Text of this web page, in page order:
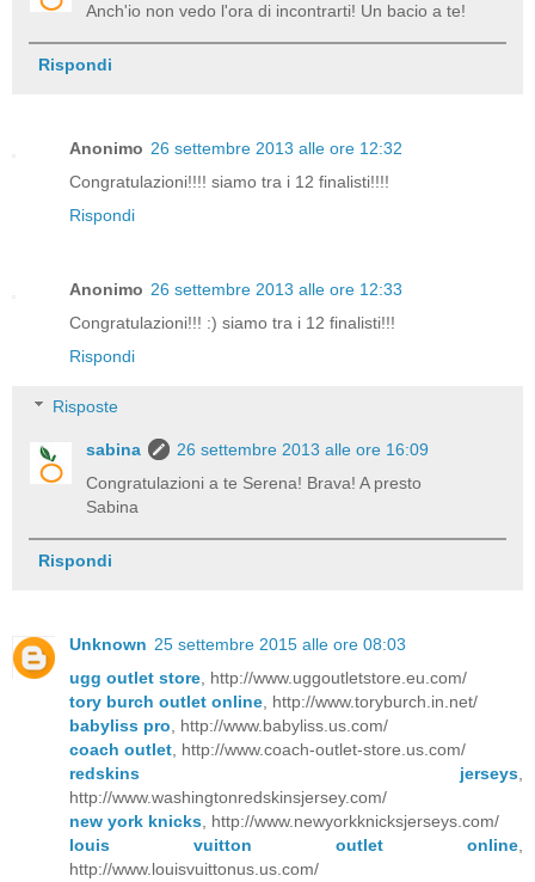
Anch'io non vedo l'ora di incontrarti! Un bacio a te!
Rispondi
Anonimo 26 settembre 2013 alle ore 12:32
Congratulazioni!!!! siamo tra i 12 finalisti!!!!
Rispondi
Anonimo 26 settembre 2013 alle ore 12:33
Congratulazioni!!! :) siamo tra i 12 finalisti!!!
Rispondi
Risposte
sabina
26 settembre 2013 alle ore 16:09
Congratulazioni a te Serena! Brava! A presto
Sabina
Rispondi
Unknown 25 settembre 2015 alle ore 08:03
ugg outlet store , http://www.uggoutletstore.eu.com/
tory burch outlet online , http://www.toryburch.in.net/
babyliss pro , http://www.babyliss.us.com/
coach outlet , http://www.coach-outlet-store.us.com/
redskins jerseys
http://www.washingtonredskinsjersey.com/
new york knicks , http://www.newyorkknicksjerseys.com/
louis vuitton outlet online
http://www.louisvuittonus.us.com/